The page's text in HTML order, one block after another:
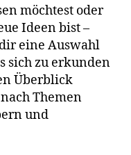
möchtest oder
Ideen bist –
eine Auswahl
sich zu erkunden
Überblick
Themen
und